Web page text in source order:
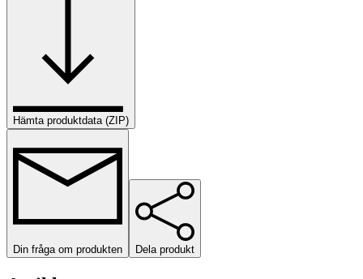
Hämta produktdata (ZIP)
Din fråga om produkten Dela produkt